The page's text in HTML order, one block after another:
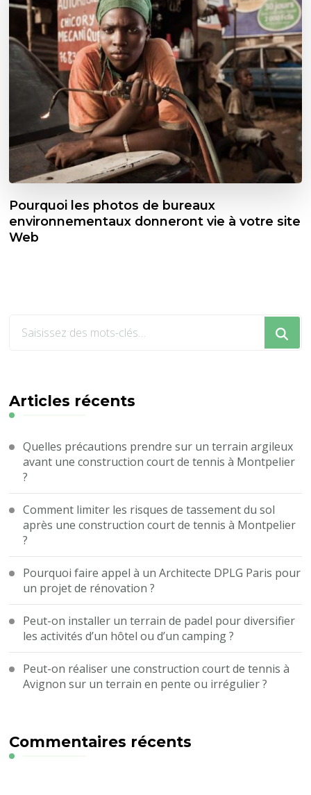
Pourquoi les photos de bureaux
environnementaux donneront vie à votre site
Web
?
Articles récents
Quelles précautions prendre sur un terrain argileux
avant une construction court de tennis à Montpelier
?
Comment limiter les risques de tassement du sol
après une construction court de tennis à Montpelier
?
Pourquoi faire appel à un Architecte DPLG Paris pour
un projet de rénovation ?
Peut-on installer un terrain de padel pour diversifier
les activités d’un hôtel ou d’un camping ?
Peut-on réaliser une construction court de tennis à
Avignon sur un terrain en pente ou irrégulier ?
Commentaires récents